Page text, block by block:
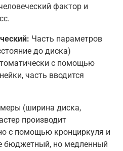
фактор и
.
Часть параметров
до диска)
с помощью
часть вводится
(ширина диска,
производит
с помощью кронциркуля и
бюджетный, но медленный